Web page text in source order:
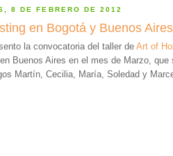
8 DE FEBRERO DE 2012
en Bogotá y Buenos Aires
la convocatoria del taller de Art of
Buenos Aires en el mes de Marzo, que
Martín, Cecilia, María, Soledad y